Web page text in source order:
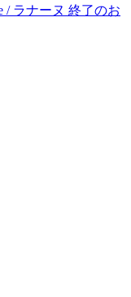
/ ラナーヌ 終了のお